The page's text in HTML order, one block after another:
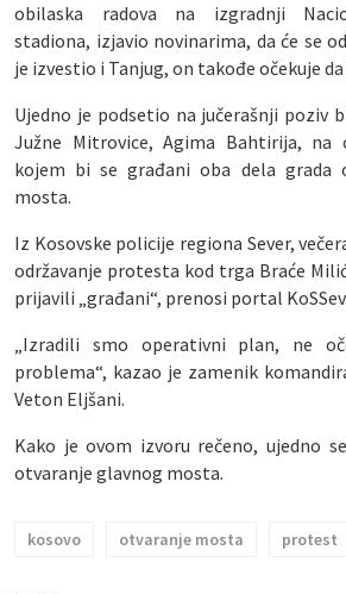
obilaska radova na izgradnji
stadiona, izjavio novinarima, da će se
je izvestio i Tanjug, on takođe očekuje
Ujedno je podsetio na jučerašnji poziv
Južne Mitrovice, Agima Bahtirija, na
kojem bi se građani oba dela grada
mosta.
Iz Kosovske policije regiona Sever,
održavanje protesta kod trga Braće
prijavili „građani“, prenosi portal KoSSev.
„Izradili smo operativni plan, ne
problema“, kazao je zamenik
Veton Eljšani.
Kako je ovom izvoru rečeno, ujedno
otvaranje glavnog mosta.
kosovo otvaranje mosta protest